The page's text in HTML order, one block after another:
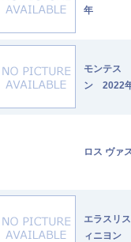
年
モンテス
ン 2022
ロス ヴァ
エラスリ
ィニヨン